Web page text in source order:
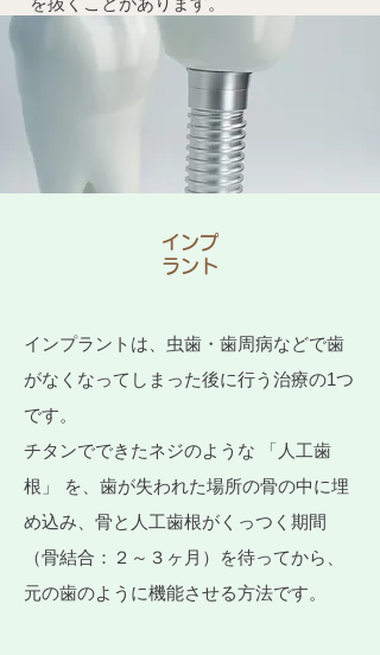
インプ
ラント
インプラントは、虫歯・歯周病などで歯
がなくなってしまった後に行う治療の1つ
です。
チタンでできたネジのような 「人工歯
根」 を、歯が失われた場所の骨の中に埋
め込み、骨と人工歯根がくっつく期間
（骨結合：２～３ヶ月）を待ってから、
元の歯のように機能させる方法です。